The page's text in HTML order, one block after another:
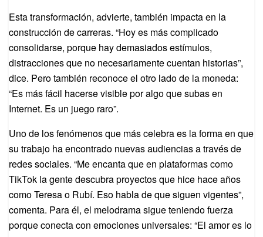
Esta transformación, advierte, también impacta en la
construcción de carreras. “Hoy es más complicado
consolidarse, porque hay demasiados estímulos,
distracciones que no necesariamente cuentan historias”,
dice. Pero también reconoce el otro lado de la moneda:
“Es más fácil hacerse visible por algo que subas en
Internet. Es un juego raro”.
Uno de los fenómenos que más celebra es la forma en que
su trabajo ha encontrado nuevas audiencias a través de
redes sociales. “Me encanta que en plataformas como
TikTok la gente descubra proyectos que hice hace años
como Teresa o Rubí. Eso habla de que siguen vigentes”,
comenta. Para él, el melodrama sigue teniendo fuerza
porque conecta con emociones universales: “El amor es lo